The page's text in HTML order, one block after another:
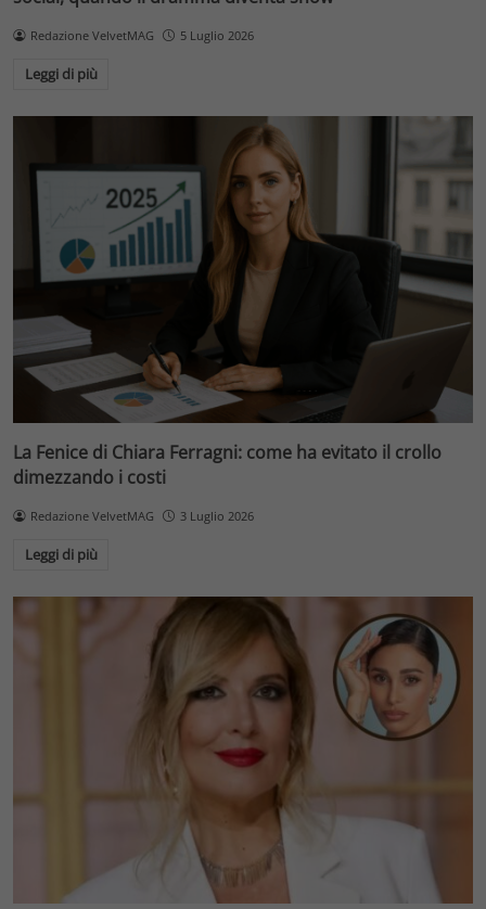
Redazione VelvetMAG 5 Luglio 2026
Leggi di più
La Fenice di Chiara Ferragni: come ha evitato il crollo
dimezzando i costi
Redazione VelvetMAG 3 Luglio 2026
Leggi di più